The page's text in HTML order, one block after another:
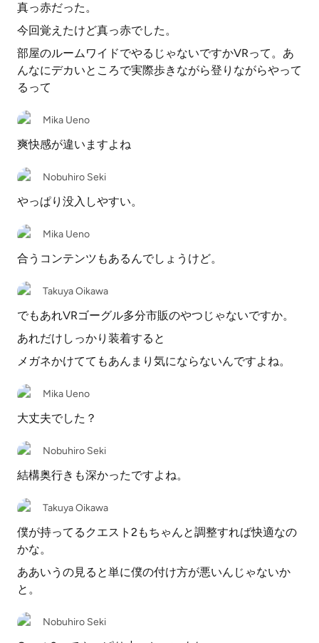
真っ赤だった。
今回覚えたけど真っ赤でした。
部屋のルームワイドでやるじゃないですかVRって。あ
んなにデカいところで実際歩きながら登りながらやって
るって
Mika Ueno
爽快感が違いますよね
Nobuhiro Seki
やっぱり没入しやすい。
Mika Ueno
合うコンテンツもあるんでしょうけど。
Takuya Oikawa
でもあれVRゴーグル多分市販のやつじゃないですか。
あれだけしっかり装着すると
メガネかけててもあんまり気にならないんですよね。
Mika Ueno
大丈夫でした？
Nobuhiro Seki
結構奥行きも深かったですよね。
Takuya Oikawa
僕が持ってるクエスト2もちゃんと調整すれば快適なの
かな。
ああいうの見ると単に僕の付け方が悪いんじゃないか
と。
Nobuhiro Seki